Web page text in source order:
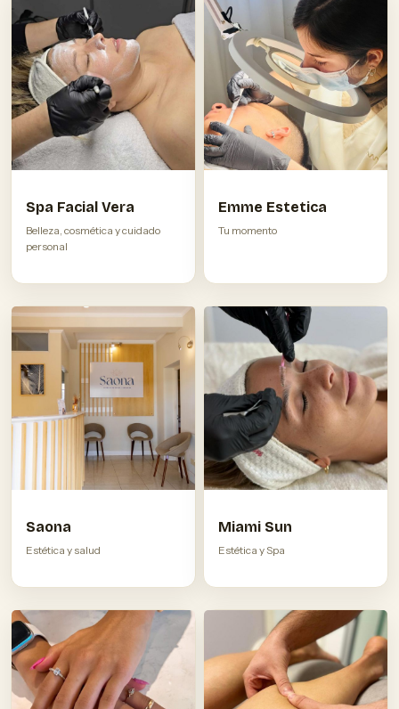
Spa Facial Vera
Belleza, cosmética y cuidado
personal
Emme Estetica
Tu momento
Saona
Estética y salud
Miami Sun
Estética y Spa